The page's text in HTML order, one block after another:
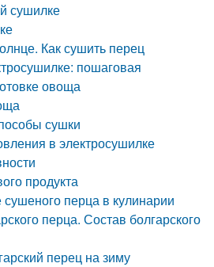
сушилке
Как сушить перец
пошаговая
овоща
сушки
в электросушилке
продукта
перца в кулинарии
перца. Состав болгарского
перец на зиму